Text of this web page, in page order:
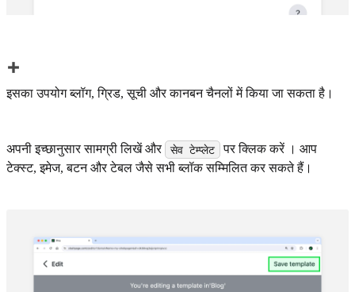
इसका उपयोग ब्लॉग, ग्रिड, सूची और कानबन चैनलों में किया जा सकता है।
अपनी इच्छानुसार सामग्री लिखें और सेव टेम्प्लेट
पर क्लिक करें । आप
टेक्स्ट, इमेज, बटन और टेबल जैसे सभी ब्लॉक सम्मिलित कर सकते हैं।